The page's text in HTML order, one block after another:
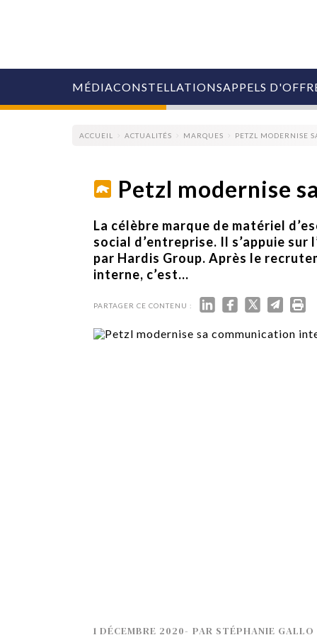
MÉDIA
COLLECTIVITÉS
MARQUES
AGENCES
RETAIL
MÉDIAS
ÉVÉNEMENTIELS
SERVICES
CONSTELLATIONSAPPELS
ACCUEIL ACTUALITÉS MARQUES PETZL MODERNISE
Petzl modernise
La célèbre marque de matériel
social d’entreprise. Il s’appuie
par Hardis Group. Après le
interne, c’est...
PARTAGER CE CONTENU :
1 DÉCEMBRE 2020- PAR STÉPHANIE